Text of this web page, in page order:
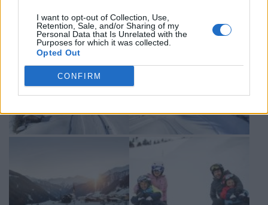
I want to opt-out of Collection, Use,
Retention, Sale, and/or Sharing of my
Personal Data that Is Unrelated with the
Purposes for which it was collected.
Opted Out
CONFIRM